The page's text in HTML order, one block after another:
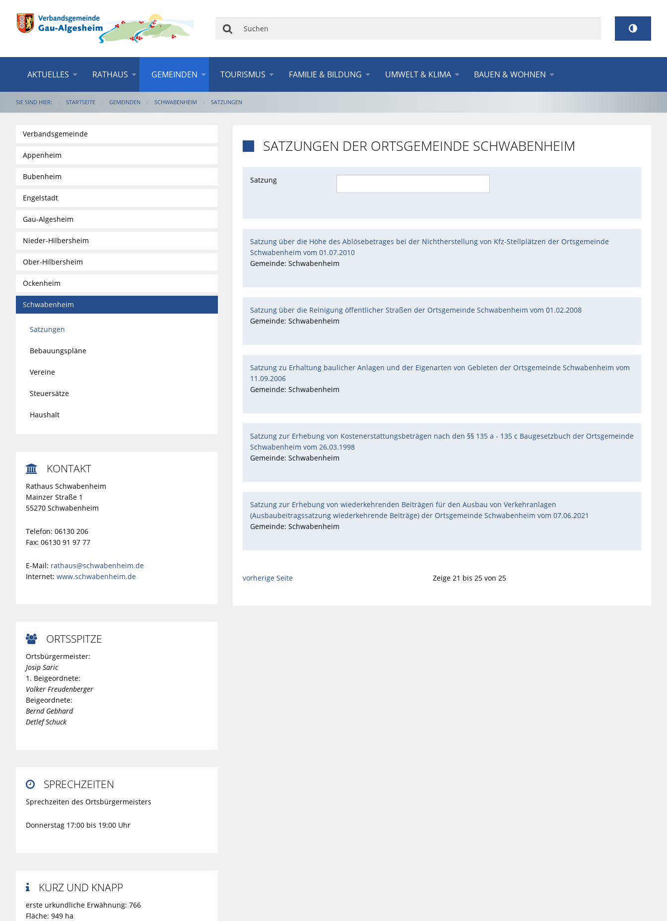
AKTUELLES RATHAUS GEMEINDEN TOURISMUS FAMILIE & BILDUNG UMWELT & KLIMA BAUEN & WOHNEN
SIE SIND HIER: STARTSEITE GEMEINDEN SCHWABENHEIM SATZUNGEN
SATZUNGEN DER ORTSGEMEINDE SCHWABENHEIM
Satzung
Satzung über die Höhe des Ablösebetrages bei der Nichtherstellung von Kfz-Stellplätzen der Ortsgemeinde
Schwabenheim vom 01.07.2010
Gemeinde: Schwabenheim
Satzung über die Reinigung öffentlicher Straßen der Ortsgemeinde Schwabenheim vom 01.02.2008
Gemeinde: Schwabenheim
Satzung zu Erhaltung baulicher Anlagen und der Eigenarten von Gebieten der Ortsgemeinde Schwabenheim vom
11.09.2006
Gemeinde: Schwabenheim
Satzung zur Erhebung von Kostenerstattungsbeträgen nach den §§ 135 a - 135 c Baugesetzbuch der Ortsgemeinde
Schwabenheim vom 26.03.1998
Gemeinde: Schwabenheim
Satzung zur Erhebung von wiederkehrenden Beiträgen für den Ausbau von Verkehranlagen
(Ausbaubeitragssatzung wiederkehrende Beiträge) der Ortsgemeinde Schwabenheim vom 07.06.2021
Gemeinde: Schwabenheim
vorherige Seite Zeige 21 bis 25 von 25
Verbandsgemeinde
Appenheim
Bubenheim
Engelstadt
Gau-Algesheim
Nieder-Hilbersheim
Ober-Hilbersheim
Ockenheim
Schwabenheim
Satzungen
Bebauungspläne
Vereine
Steuersätze
Haushalt
 KONTAKT
Rathaus Schwabenheim
Mainzer Straße 1
55270 Schwabenheim
Telefon: 06130 206
Fax: 06130 91 97 77
E-Mail: rathaus@schwabenheim.de
Internet: www.schwabenheim.de
 ORTSSPITZE
Ortsbürgermeister:
Josip Saric
1. Beigeordnete:
Volker Freudenberger
Beigeordnete:
Bernd Gebhard
Detlef Schuck
 SPRECHZEITEN
Sprechzeiten des Ortsbürgermeisters
Donnerstag 17:00 bis 19:00 Uhr
 KURZ UND KNAPP
erste urkundliche Erwähnung: 766
Fläche: 949 ha